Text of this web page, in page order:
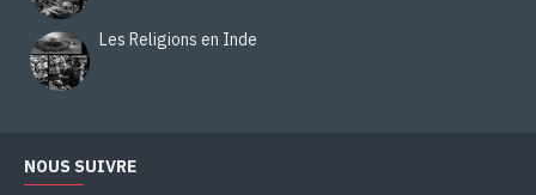
Les Religions en Inde
NOUS SUIVRE